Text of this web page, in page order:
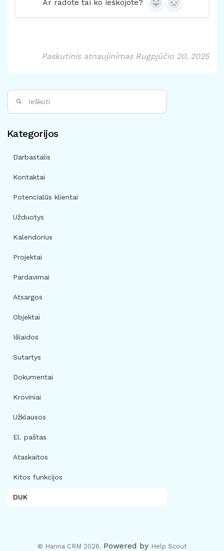
Ar radote tai ko ieškojote?
Yes No
Paskutinis atnaujinimas Rugpjūčio 20, 2025
Kategorijos
Darbastalis
Kontaktai
Potencialūs klientai
Užduotys
Kalendorius
Projektai
Pardavimai
Atsargos
Objektai
Išlaidos
Sutartys
Dokumentai
Kroviniai
Užklausos
El. paštas
Ataskaitos
Kitos funkcijos
DUK
© Hanna CRM 2026. Powered by Help Scout